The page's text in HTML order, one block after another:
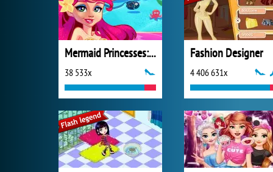
Mermaid Princesses: Underwater Games
38 533x
Fashion Designer
4 406 631x